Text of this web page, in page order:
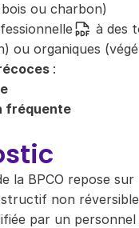
ou charbon)
à des
ou organiques
:
fréquente
la BPCO repose sur
non
par un